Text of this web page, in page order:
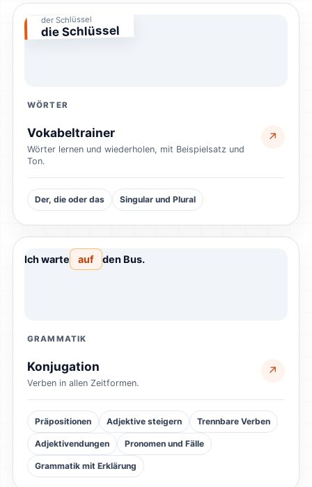
der Schlüssel
die Schlüssel
WÖRTER
Vokabeltrainer
Wörter lernen und wiederholen, mit Beispielsatz und
Ton.
↗
Der, die oder das Singular und Plural
Ich warte auf den Bus.
GRAMMATIK
Konjugation
Verben in allen Zeitformen.
↗
Präpositionen Adjektive steigern Trennbare Verben
Adjektivendungen Pronomen und Fälle
Grammatik mit Erklärung